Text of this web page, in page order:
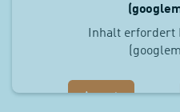
Inhalt erfordert
Accept